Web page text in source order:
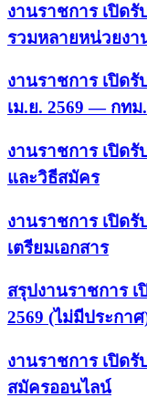
งานราชการ เปิด
รวมหลายหน่วยงา
งานราชการ เปิดรั
เม.ย. 2569 — กท
งานราชการ เปิด
และวิธีสมัคร
งานราชการ เปิด
เตรียมเอกสาร
สรุปงานราชการ
2569 (ไม่มีประกา
งานราชการ เปิด
สมัครออนไลน์